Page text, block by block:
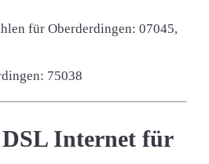
für Oberderdingen: 07045,
75038
DSL Internet für